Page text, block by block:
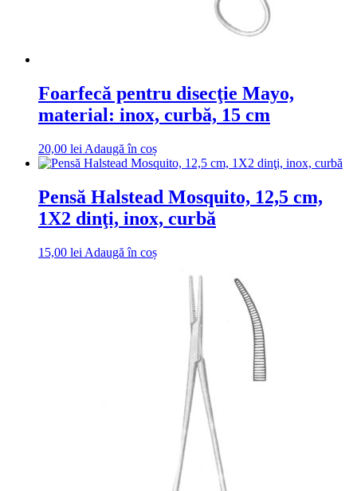
Foarfecă pentru disecţie Mayo,
material: inox, curbă, 15 cm
20,00 lei Adaugă în coș
Pensă Halstead Mosquito, 12,5 cm,
1X2 dinţi, inox, curbă
15,00 lei Adaugă în coș